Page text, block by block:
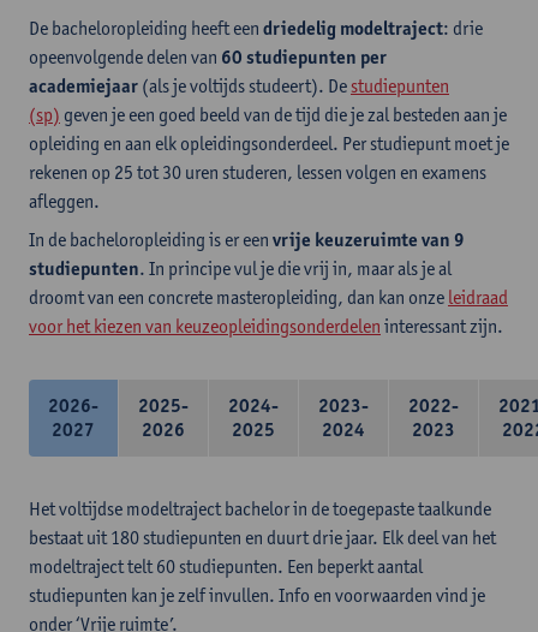
De bacheloropleiding heeft een driedelig modeltraject: drie
opeenvolgende delen van 60 studiepunten per
academiejaar (als je voltijds studeert). De studiepunten
(sp) geven je een goed beeld van de tijd die je zal besteden aan je
opleiding en aan elk opleidingsonderdeel. Per studiepunt moet je
rekenen op 25 tot 30 uren studeren, lessen volgen en examens
afleggen.
In de bacheloropleiding is er een vrije keuzeruimte van 9
studiepunten. In principe vul je die vrij in, maar als je al
droomt van een concrete masteropleiding, dan kan onze leidraad
voor het kiezen van keuzeopleidingsonderdelen interessant zijn.
2026-
2027
2025-
2026
2024-
2025
2023-
2024
2022-
2023
Het voltijdse modeltraject bachelor in de toegepaste taalkunde
bestaat uit 180 studiepunten en duurt drie jaar. Elk deel van het
modeltraject telt 60 studiepunten. Een beperkt aantal
studiepunten kan je zelf invullen. Info en voorwaarden vind je
onder ‘Vrije ruimte’.